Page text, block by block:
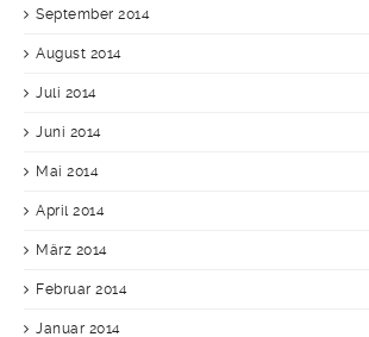
September 2014
August 2014
Juli 2014
Juni 2014
Mai 2014
April 2014
März 2014
Februar 2014
Januar 2014